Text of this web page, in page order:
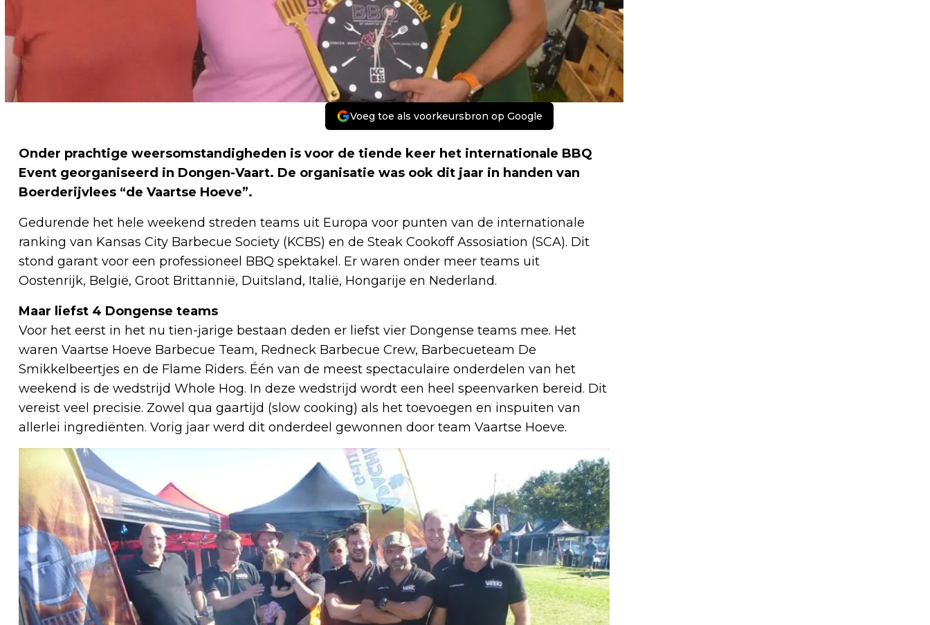
Voeg toe als voorkeursbron op Google
Onder prachtige weersomstandigheden is voor de tiende keer het internationale BBQ
Event georganiseerd in Dongen-Vaart. De organisatie was ook dit jaar in handen van
Boerderijvlees “de Vaartse Hoeve”.
Gedurende het hele weekend streden teams uit Europa voor punten van de internationale
ranking van Kansas City Barbecue Society (KCBS) en de Steak Cookoff Assosiation (SCA). Dit
stond garant voor een professioneel BBQ spektakel. Er waren onder meer teams uit
Oostenrijk, België, Groot Brittannië, Duitsland, Italië, Hongarije en Nederland.
Maar liefst 4 Dongense teams
Voor het eerst in het nu tien-jarige bestaan deden er liefst vier Dongense teams mee. Het
waren Vaartse Hoeve Barbecue Team, Redneck Barbecue Crew, Barbecueteam De
Smikkelbeertjes en de Flame Riders. Één van de meest spectaculaire onderdelen van het
weekend is de wedstrijd Whole Hog. In deze wedstrijd wordt een heel speenvarken bereid. Dit
vereist veel precisie. Zowel qua gaartijd (slow cooking) als het toevoegen en inspuiten van
allerlei ingrediënten. Vorig jaar werd dit onderdeel gewonnen door team Vaartse Hoeve.